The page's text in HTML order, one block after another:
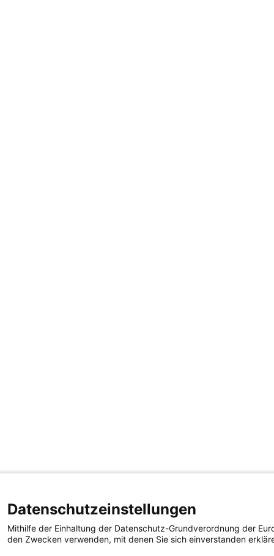
Datenschutzeinstellungen
Mithilfe der Einhaltung der Datenschutz-Grundverordnung der
den Zwecken verwenden, mit denen Sie sich einverstanden